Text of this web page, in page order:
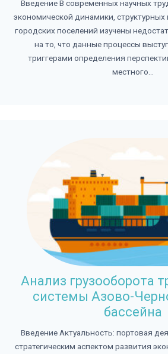
Введение В современных научных
экономической динамики,
городских поселений изучены
на то, что данные процессы
триггерами определения
местного...
Анализ грузооборота
системы Азово-
бассейна
Введение Актуальность: портовая
стратегическим аспектом развития